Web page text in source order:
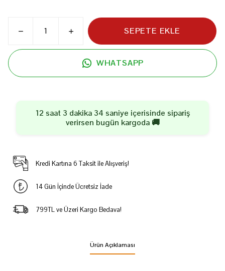
SEPETE EKLE
WHATSAPP
12 saat 3 dakika 33 saniye içerisinde sipariş
verirsen bugün kargoda 🚚
Kredi Kartına 6 Taksit ile Alışveriş!
14 Gün İçinde Ücretsiz İade
799TL ve Üzeri Kargo Bedava!
Ürün Açıklaması